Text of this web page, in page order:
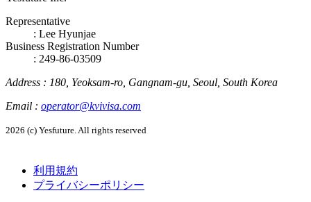
Representative
: Lee Hyunjae
Business Registration Number
: 249-86-03509
Address : 180, Yeoksam-ro, Gangnam-gu, Seoul, South Korea
Email : operator@kvivisa.com
2026 (c) Yesfuture. All rights reserved
利用規約
プライバシーポリシー